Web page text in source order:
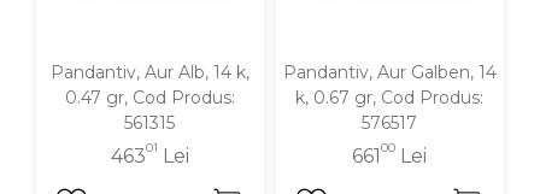
Pandantiv, Aur Alb, 14 k,
0.47 gr, Cod Produs:
561315
46301 Lei
Pandantiv, Aur Galben, 14
k, 0.67 gr, Cod Produs:
576517
66100 Lei